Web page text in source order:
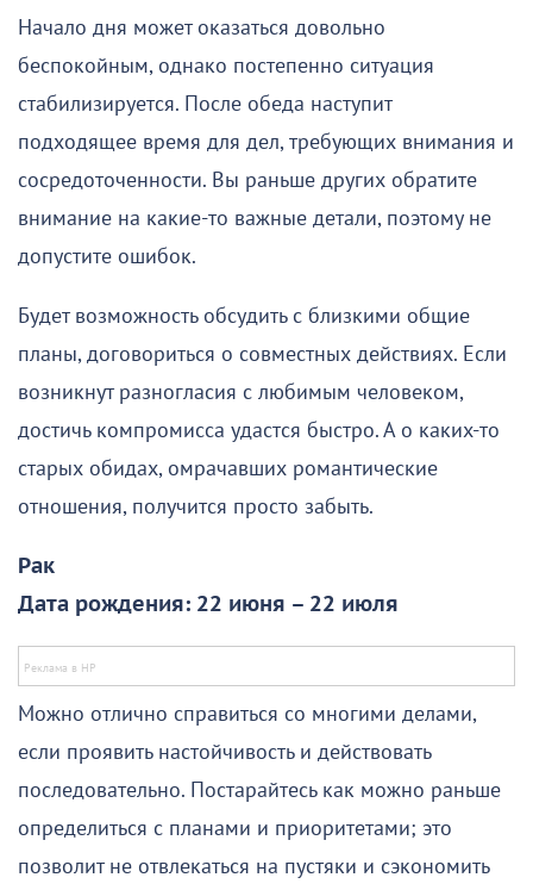
Начало дня может оказаться довольно
беспокойным, однако постепенно ситуация
стабилизируется. После обеда наступит
подходящее время для дел, требующих внимания и
сосредоточенности. Вы раньше других обратите
внимание на какие-то важные детали, поэтому не
допустите ошибок.
Будет возможность обсудить с близкими общие
планы, договориться о совместных действиях. Если
возникнут разногласия с любимым человеком,
достичь компромисса удастся быстро. А о каких-то
старых обидах, омрачавших романтические
отношения, получится просто забыть.
Рак
Дата рождения: 22 июня – 22 июля
Можно отлично справиться со многими делами,
если проявить настойчивость и действовать
последовательно. Постарайтесь как можно раньше
определиться с планами и приоритетами; это
позволит не отвлекаться на пустяки и сэкономить